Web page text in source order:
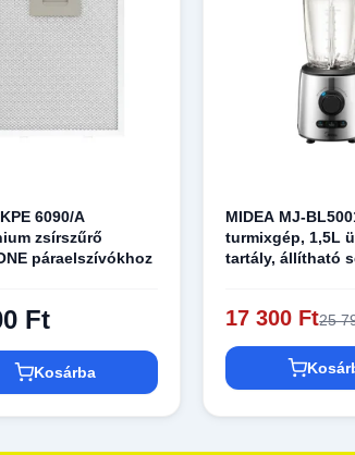
6090/A
zsírszűrő
páraelszívókhoz
Ft
Kosárba
MIDEA MJ-
turmixgép, 1,5L
tartály, állítható
17 300 Ft25